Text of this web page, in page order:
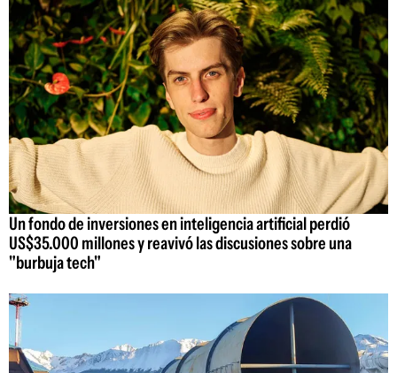
Un fondo de inversiones en inteligencia artificial perdió
US$35.000 millones y reavivó las discusiones sobre una
"burbuja tech"